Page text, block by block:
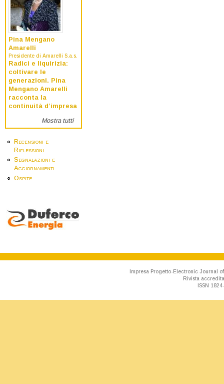
Pina Mengano
Amarelli
Presidente di Amarelli S.a.s.
Radici e liquirizia:
coltivare le
generazioni. Pina
Mengano Amarelli
racconta la
continuità d’impresa
Mostra tutti
Recensioni e
Riflessioni
Segnalazioni e
Aggiornamenti
Ospite
Impresa Progetto-Electronic Journal
Rivista
ISSN